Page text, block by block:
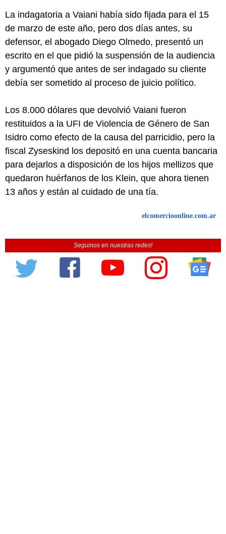
La indagatoria a Vaiani había sido fijada para el 15
de marzo de este año, pero dos días antes, su
defensor, el abogado Diego Olmedo, presentó un
escrito en el que pidió la suspensión de la audiencia
y argumentó que antes de ser indagado su cliente
debía ser sometido al proceso de juicio político.
Los 8.000 dólares que devolvió Vaiani fueron
restituidos a la UFI de Violencia de Género de San
Isidro como efecto de la causa del parricidio, pero la
fiscal Zyseskind los depositó en una cuenta bancaria
para dejarlos a disposición de los hijos mellizos que
quedaron huérfanos de los Klein, que ahora tienen
13 años y están al cuidado de una tía.
elcomercioonline.com.ar
Seguinos en nuestras redes!